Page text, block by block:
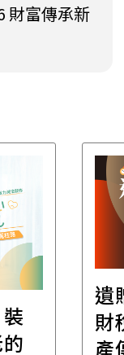
財富傳承新
遺
財
產